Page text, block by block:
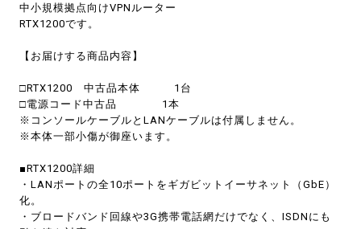
中小規模拠点向けVPNルーター
RTX1200です。
【お届けする商品内容】
□RTX1200 中古品本体 1台
□電源コード中古品 1本
※コンソールケーブルとLANケーブルは付属しません。
※本体一部小傷が御座います。
■RTX1200詳細
・LANポートの全10ポートをギガビットイーサネット（GbE）
化。
・ブロードバンド回線や3G携帯電話網だけでなく、ISDNにも